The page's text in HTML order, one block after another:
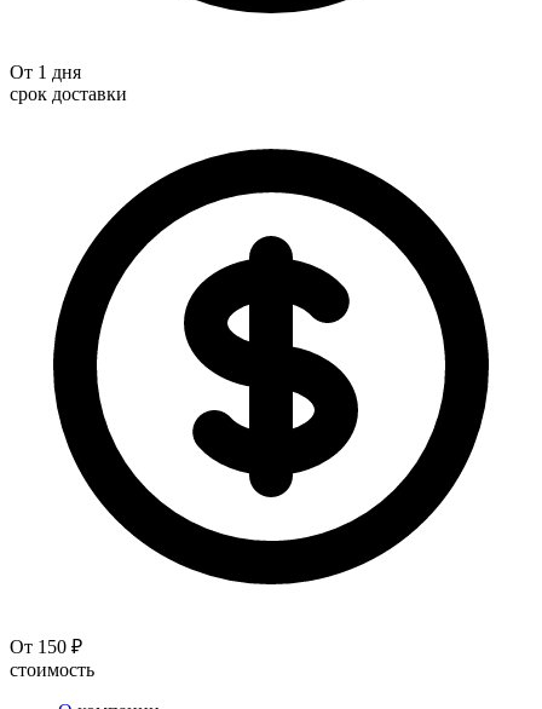
От 1 дня
срок доставки
От 150 ₽
стоимость